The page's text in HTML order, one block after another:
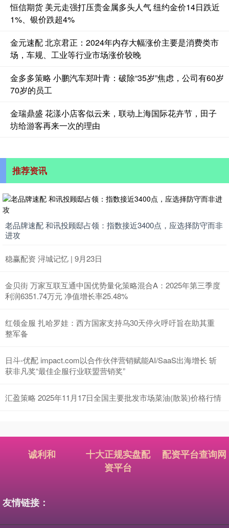
恒信期货 美元走强打压贵金属多头人气 纽约金价14日跌近
1%、银价跌超4%
金元速配 北京君正：2024年内存大幅涨价主要是消费类市
场，车规、工业等行业市场涨价较晚
金多多策略 小鹏汽车郑叶青：破除“35岁”焦虑，公司有60岁
70岁的员工
金瑞鼎盛 花漾小店客似云来，联动上海国际花卉节，田子
坊给游客再来一次的理由
推荐资讯
老品牌速配 和讯投顾邸占领：指数接近3400点，应选择防守而非
进攻
稳赢配资 浔城记忆 | 9月23日
金贝街 万家互联互通中国优势量化策略混合A：2025年第三季度
利润6351.74万元 净值增长率25.48%
红领金服 扎哈罗娃：西方国家支持乌30天停火呼吁旨在助其重
整军备
日斗-优配 impact.com以合作伙伴营销赋能AI/SaaS出海增长 斩
获非凡奖“最佳企服行业联盟营销奖”
汇盈策略 2025年11月17日全国主要批发市场菜油(散装)价格行情
诚利和
十大正规实盘配
资平台
配资平台查询网
友情链接：